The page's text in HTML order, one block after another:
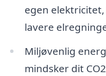
egen
lavere
Miljøvenlig
mindsker dit